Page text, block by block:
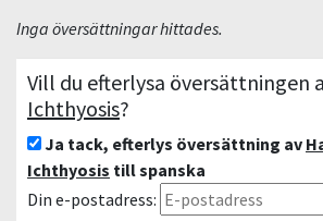
Inga översättningar hittades.
Vill du efterlysa översättningen
Ichthyosis?
Ja tack, efterlys översättning av
Ichthyosis till spanska
Din e-postadress: